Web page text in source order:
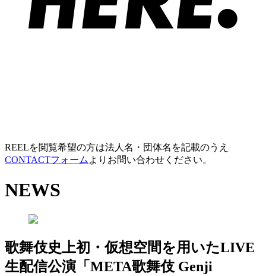
REELを閲覧希望の方は法人名・団体名を記載のうえ
CONTACTフォーム よりお問い合わせください。
NEWS
歌舞伎史上初・仮想空間を用いたLIVE
生配信公演「META歌舞伎 Genji